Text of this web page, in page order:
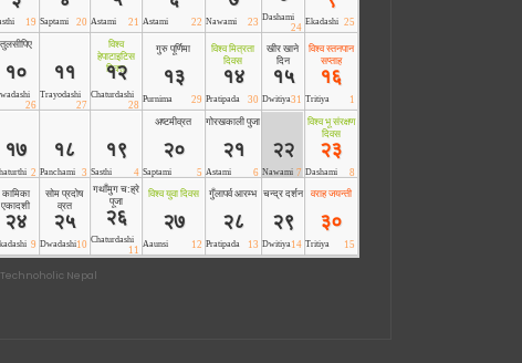
Technoholic Nepal